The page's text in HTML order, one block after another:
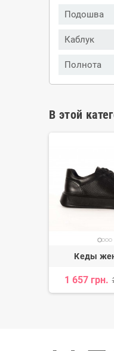
Подошва
Каблук
Полнота
В этой
Кеды
1 657 грн.